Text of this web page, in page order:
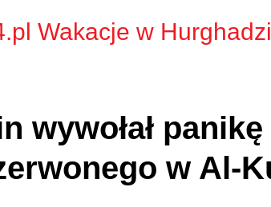
Wakacje w
wywołał panikę
w Al-